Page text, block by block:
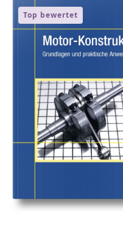
Top bewertet